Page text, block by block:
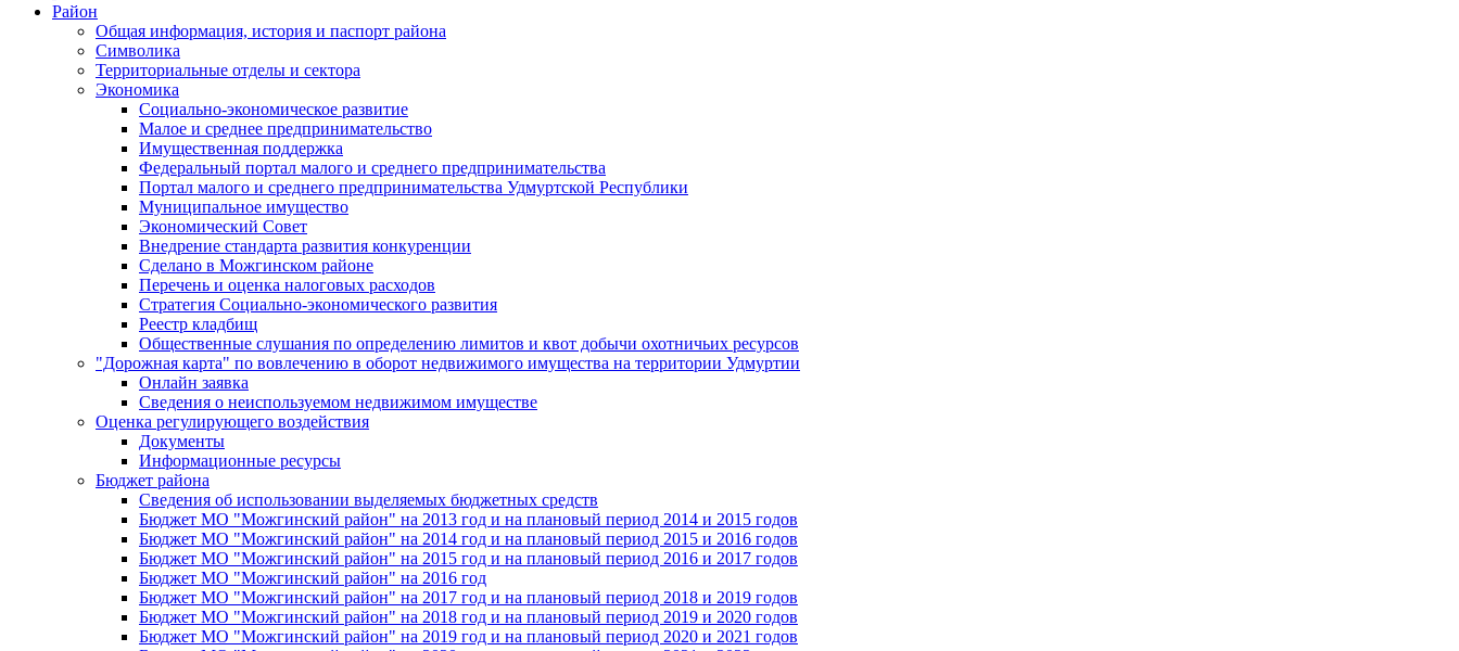
Район
Общая информация, история и паспорт района
Символика
Территориальные отделы и сектора
Экономика
Социально-экономическое развитие
Малое и среднее предпринимательство
Имущественная поддержка
Федеральный портал малого и среднего предпринимательства
Портал малого и среднего предпринимательства Удмуртской Республики
Муниципальное имущество
Экономический Совет
Внедрение стандарта развития конкуренции
Сделано в Можгинском районе
Перечень и оценка налоговых расходов
Стратегия Социально-экономического развития
Реестр кладбищ
Общественные слушания по определению лимитов и квот добычи охотничьих ресурсов
"Дорожная карта" по вовлечению в оборот недвижимого имущества на территории Удмуртии
Онлайн заявка
Сведения о неиспользуемом недвижимом имуществе
Оценка регулирующего воздействия
Документы
Информационные ресурсы
Бюджет района
Сведения об использовании выделяемых бюджетных средств
Бюджет МО "Можгинский район" на 2013 год и на плановый период 2014 и 2015 годов
Бюджет МО "Можгинский район" на 2014 год и на плановый период 2015 и 2016 годов
Бюджет МО "Можгинский район" на 2015 год и на плановый период 2016 и 2017 годов
Бюджет МО "Можгинский район" на 2016 год
Бюджет МО "Можгинский район" на 2017 год и на плановый период 2018 и 2019 годов
Бюджет МО "Можгинский район" на 2018 год и на плановый период 2019 и 2020 годов
Бюджет МО "Можгинский район" на 2019 год и на плановый период 2020 и 2021 годов